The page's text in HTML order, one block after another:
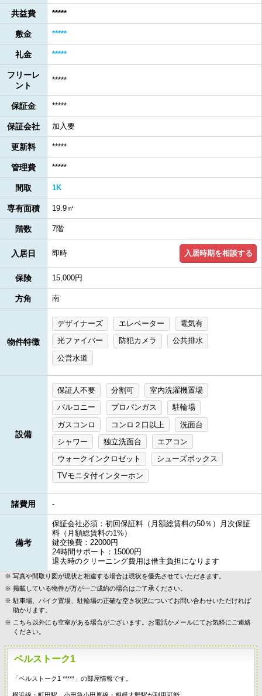
共益費 *****
敷金 *****
礼金 *****
フリーレ
ント
*****
保証金 *****
保証会社 加入要
更新料 *****
管理費 *****
間取 1K
専有面積 19.9㎡
階数 7階
入居日 即時 入居時期を相談する
保険 15,000円
方角 南
物件特徴
デザイナーズ エレベーター
電気有
光ファイバー
防犯カメラ
公共排水
公営水道
設備
保証人不要 分割可
室内洗濯機置場
バルコニー
プロパンガス
駐輪場
ガスコンロ
コンロ２口以上
洗面台
シャワー
独立洗面台
エアコン
ウォークインクロゼット
シューズボックス
TVモニタ付インターホン
諸費用 -
備考
保証会社必須：初回保証料（月額総賃料の50％）月次保証
料（月額総賃料の1%）
鍵交換費：22000円
24時間サポート：15000円
退去時のクリーニング費用は借主負担になります
写真や間取り図が現状と相違する場合は現状を優先させていただきます。
掲載している物件が万が一ご成約の場合はご了承ください。
駐車場、バイク置場、駐輪場の正確な空き状況についてお問い合わせいただければ
助かります。
こちら以外にも空室がある場合がございます。お電話かメールにてお気軽にご連絡
ください。
ベルストーク1
「ベルストーク1 *****」の部屋情報です。